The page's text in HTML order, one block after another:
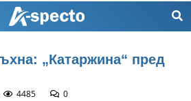
„Катаржина“ пред
4485 0